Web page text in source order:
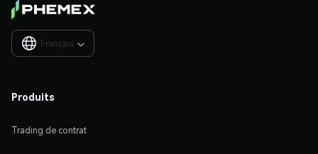
Français 
Produits
Trading de contrat